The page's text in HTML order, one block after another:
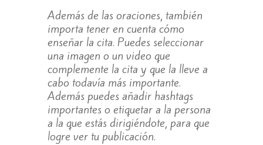
Además de las oraciones, también
importa tener en cuenta cómo
enseñar la cita. Puedes seleccionar
una imagen o un video que
complemente la cita y que la lleve a
cabo todavía más importante.
Además puedes añadir hashtags
importantes o etiquetar a la persona
a la que estás dirigiéndote, para que
logre ver tu publicación.